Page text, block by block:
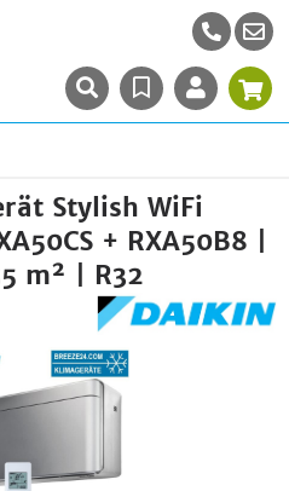
Stylish WiFi
+ RXA50B8 |
m² | R32